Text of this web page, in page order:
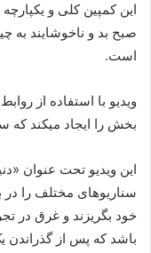
این کمپین کلی و یکپارچه
صبح بد و ناخوشایند به
است.
ویدیو با استفاده از
بخش را ایجاد می­کند
این ویدیو تحت عنوان
سناریو­های مختلف را در
خود بگریزند و غرق در
باشد که پس از گذراندن